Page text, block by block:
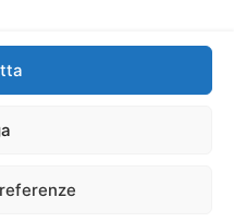
Cooperativa a r.l. è
di Comunicazione al
srl–info@ladigitale.it